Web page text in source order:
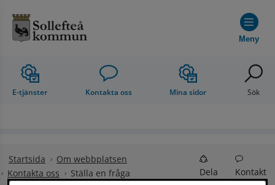
Meny
E-tjänster Kontakta oss Mina sidor Sök
Startsida
Om webbplatsen
Kontakta oss
Ställa en fråga Dela Kontakt